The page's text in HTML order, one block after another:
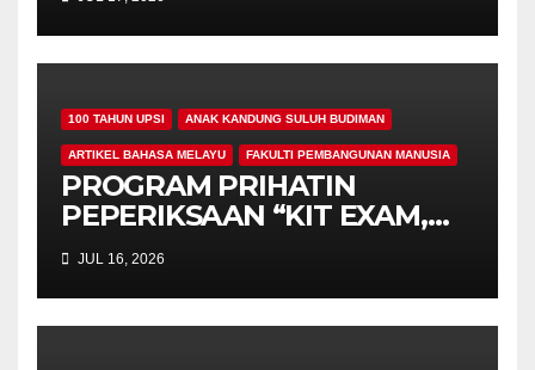
KEPRIHATINAN DAN
UKHUWAH MAHASISWA
PROGRAM PENDIDIKAN
KHAS
100 TAHUN UPSI ANAK KANDUNG SULUH BUDIMAN
ARTIKEL BAHASA MELAYU FAKULTI PEMBANGUNAN MANUSIA
PROGRAM PRIHATIN
PEPERIKSAAN “KIT EXAM,
MISI 4.00” SUNTIK
SEMANGAT DAN
KEPRIHATINAN BUAT
MAHASISWA AT10
JUL 16, 2026